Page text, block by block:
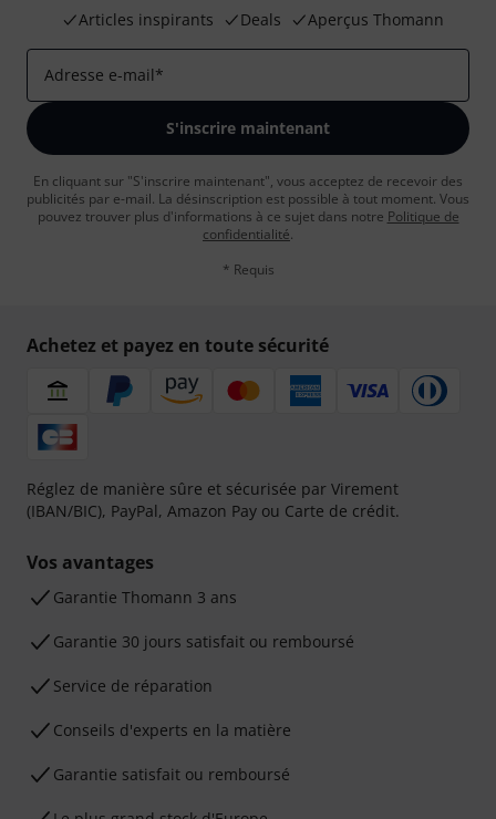
Articles inspirants
Deals Aperçus Thomann
Adresse e-mail*
S'inscrire maintenant
En cliquant sur "S'inscrire maintenant", vous acceptez de recevoir des
publicités par e-mail. La désinscription est possible à tout moment. Vous
pouvez trouver plus d'informations à ce sujet dans notre Politique de
confidentialité.
* Requis
Achetez et payez en toute sécurité
Réglez de manière sûre et sécurisée par Virement
(IBAN/BIC), PayPal, Amazon Pay ou Carte de crédit.
Vos avantages
Ga­ran­tie Thomann 3 ans
Garantie 30 jours satisfait ou remboursé
Service de réparation
Conseils d'experts en la matière
Garantie satisfait ou remboursé